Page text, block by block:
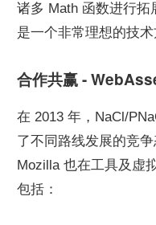
诸多 Math 函数进行
是一个非常理想的技术
合作共赢 -
在 2013 年，NaCl/
了不同路线发展的竞
Mozilla 也在工具及虚
包括：